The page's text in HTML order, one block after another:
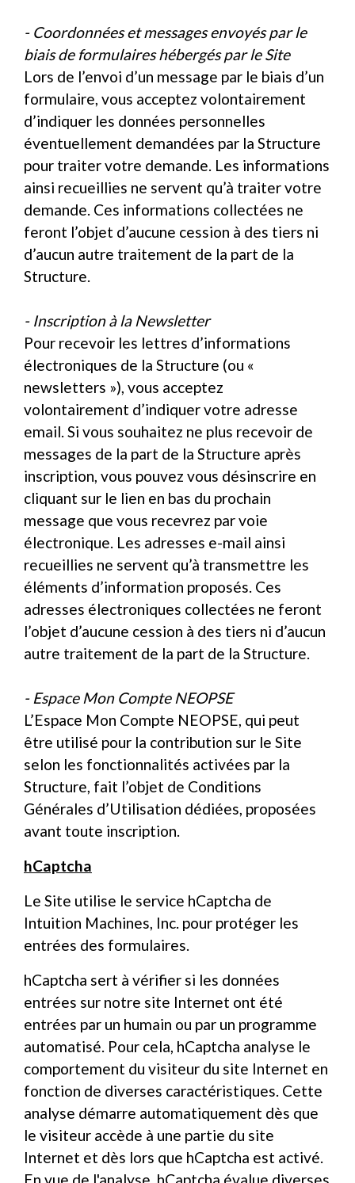
- Coordonnées et messages envoyés par le
biais de formulaires hébergés par le Site
Lors de l’envoi d’un message par le biais d’un
formulaire, vous acceptez volontairement
d’indiquer les données personnelles
éventuellement demandées par la Structure
pour traiter votre demande. Les informations
ainsi recueillies ne servent qu’à traiter votre
demande. Ces informations collectées ne
feront l’objet d’aucune cession à des tiers ni
d’aucun autre traitement de la part de la
Structure.
- Inscription à la Newsletter
Pour recevoir les lettres d’informations
électroniques de la Structure (ou «
newsletters »), vous acceptez
volontairement d’indiquer votre adresse
email. Si vous souhaitez ne plus recevoir de
messages de la part de la Structure après
inscription, vous pouvez vous désinscrire en
cliquant sur le lien en bas du prochain
message que vous recevrez par voie
électronique. Les adresses e-mail ainsi
recueillies ne servent qu’à transmettre les
éléments d’information proposés. Ces
adresses électroniques collectées ne feront
l’objet d’aucune cession à des tiers ni d’aucun
autre traitement de la part de la Structure.
- Espace Mon Compte NEOPSE
L’Espace Mon Compte NEOPSE, qui peut
être utilisé pour la contribution sur le Site
selon les fonctionnalités activées par la
Structure, fait l’objet de Conditions
Générales d’Utilisation dédiées, proposées
avant toute inscription.
hCaptcha
Le Site utilise le service hCaptcha de
Intuition Machines, Inc. pour protéger les
entrées des formulaires.
hCaptcha sert à vérifier si les données
entrées sur notre site Internet ont été
entrées par un humain ou par un programme
automatisé. Pour cela, hCaptcha analyse le
comportement du visiteur du site Internet en
fonction de diverses caractéristiques. Cette
analyse démarre automatiquement dès que
le visiteur accède à une partie du site
Internet et dès lors que hCaptcha est activé.